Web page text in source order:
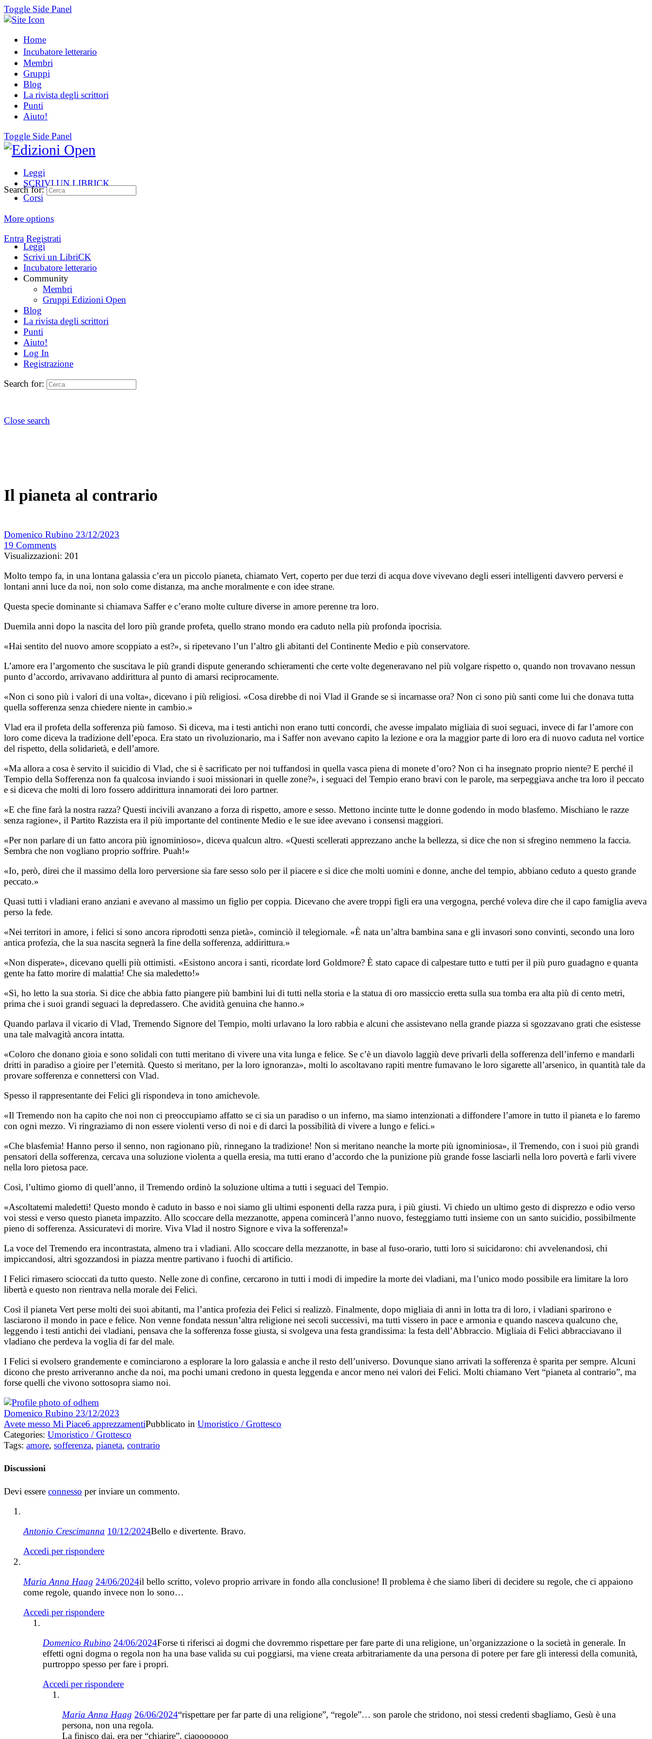
Toggle Side Panel
Home
Incubatore letterario
Membri
Gruppi
Blog
La rivista degli scrittori
Punti
Aiuto!
Toggle Side Panel
Leggi
SCRIVI UN LIBRICK
Corsi
More options
Entra Registrati
Search for:
Leggi
Scrivi un LibriCK
Incubatore letterario
Community
Membri
Gruppi Edizioni Open
Blog
La rivista degli scrittori
Punti
Aiuto!
Log In
Registrazione
Search for:
Close search
Il pianeta al contrario
Domenico Rubino 23/12/2023
19 Comments
Visualizzazioni: 201
Molto tempo fa, in una lontana galassia c’era un piccolo pianeta, chiamato Vert, coperto per due terzi di acqua dove vivevano degli esseri intelligenti davvero perversi e
lontani anni luce da noi, non solo come distanza, ma anche moralmente e con idee strane.
Questa specie dominante si chiamava Saffer e c’erano molte culture diverse in amore perenne tra loro.
Duemila anni dopo la nascita del loro più grande profeta, quello strano mondo era caduto nella più profonda ipocrisia.
«Hai sentito del nuovo amore scoppiato a est?», si ripetevano l’un l’altro gli abitanti del Continente Medio e più conservatore.
L’amore era l’argomento che suscitava le più grandi dispute generando schieramenti che certe volte degeneravano nel più volgare rispetto o, quando non trovavano nessun
punto d’accordo, arrivavano addirittura al punto di amarsi reciprocamente.
«Non ci sono più i valori di una volta», dicevano i più religiosi. «Cosa direbbe di noi Vlad il Grande se si incarnasse ora? Non ci sono più santi come lui che donava tutta
quella sofferenza senza chiedere niente in cambio.»
Vlad era il profeta della sofferenza più famoso. Si diceva, ma i testi antichi non erano tutti concordi, che avesse impalato migliaia di suoi seguaci, invece di far l’amore con
loro come diceva la tradizione dell’epoca. Era stato un rivoluzionario, ma i Saffer non avevano capito la lezione e ora la maggior parte di loro era di nuovo caduta nel vortice
del rispetto, della solidarietà, e dell’amore.
«Ma allora a cosa è servito il suicidio di Vlad, che si è sacrificato per noi tuffandosi in quella vasca piena di monete d’oro? Non ci ha insegnato proprio niente? E perché il
Tempio della Sofferenza non fa qualcosa inviando i suoi missionari in quelle zone?», i seguaci del Tempio erano bravi con le parole, ma serpeggiava anche tra loro il peccato
e si diceva che molti di loro fossero addirittura innamorati dei loro partner.
«E che fine farà la nostra razza? Questi incivili avanzano a forza di rispetto, amore e sesso. Mettono incinte tutte le donne godendo in modo blasfemo. Mischiano le razze
senza ragione», il Partito Razzista era il più importante del continente Medio e le sue idee avevano i consensi maggiori.
«Per non parlare di un fatto ancora più ignominioso», diceva qualcun altro. «Questi scellerati apprezzano anche la bellezza, si dice che non si sfregino nemmeno la faccia.
Sembra che non vogliano proprio soffrire. Puah!»
«Io, però, direi che il massimo della loro perversione sia fare sesso solo per il piacere e si dice che molti uomini e donne, anche del tempio, abbiano ceduto a questo grande
peccato.»
Quasi tutti i vladiani erano anziani e avevano al massimo un figlio per coppia. Dicevano che avere troppi figli era una vergogna, perché voleva dire che il capo famiglia aveva
perso la fede.
«Nei territori in amore, i felici si sono ancora riprodotti senza pietà», cominciò il telegiornale. «È nata un’altra bambina sana e gli invasori sono convinti, secondo una loro
antica profezia, che la sua nascita segnerà la fine della sofferenza, addirittura.»
«Non disperate», dicevano quelli più ottimisti. «Esistono ancora i santi, ricordate lord Goldmore? È stato capace di calpestare tutto e tutti per il più puro guadagno e quanta
gente ha fatto morire di malattia! Che sia maledetto!»
«Sì, ho letto la sua storia. Si dice che abbia fatto piangere più bambini lui di tutti nella storia e la statua di oro massiccio eretta sulla sua tomba era alta più di cento metri,
prima che i suoi grandi seguaci la depredassero. Che avidità genuina che hanno.»
Quando parlava il vicario di Vlad, Tremendo Signore del Tempio, molti urlavano la loro rabbia e alcuni che assistevano nella grande piazza si sgozzavano grati che esistesse
una tale malvagità ancora intatta.
«Coloro che donano gioia e sono solidali con tutti meritano di vivere una vita lunga e felice. Se c’è un diavolo laggiù deve privarli della sofferenza dell’inferno e mandarli
dritti in paradiso a gioire per l’eternità. Questo si meritano, per la loro ignoranza», molti lo ascoltavano rapiti mentre fumavano le loro sigarette all’arsenico, in quantità tale da
provare sofferenza e connettersi con Vlad.
Spesso il rappresentante dei Felici gli rispondeva in tono amichevole.
«Il Tremendo non ha capito che noi non ci preoccupiamo affatto se ci sia un paradiso o un inferno, ma siamo intenzionati a diffondere l’amore in tutto il pianeta e lo faremo
con ogni mezzo. Vi ringraziamo di non essere violenti verso di noi e di darci la possibilità di vivere a lungo e felici.»
«Che blasfemia! Hanno perso il senno, non ragionano più, rinnegano la tradizione! Non si meritano neanche la morte più ignominiosa», il Tremendo, con i suoi più grandi
pensatori della sofferenza, cercava una soluzione violenta a quella eresia, ma tutti erano d’accordo che la punizione più grande fosse lasciarli nella loro povertà e farli vivere
nella loro pietosa pace.
Così, l’ultimo giorno di quell’anno, il Tremendo ordinò la soluzione ultima a tutti i seguaci del Tempio.
«Ascoltatemi maledetti! Questo mondo è caduto in basso e noi siamo gli ultimi esponenti della razza pura, i più giusti. Vi chiedo un ultimo gesto di disprezzo e odio verso
voi stessi e verso questo pianeta impazzito. Allo scoccare della mezzanotte, appena comincerà l’anno nuovo, festeggiamo tutti insieme con un santo suicidio, possibilmente
pieno di sofferenza. Assicuratevi di morire. Viva Vlad il nostro Signore e viva la sofferenza!»
La voce del Tremendo era incontrastata, almeno tra i vladiani. Allo scoccare della mezzanotte, in base al fuso-orario, tutti loro si suicidarono: chi avvelenandosi, chi
impiccandosi, altri sgozzandosi in piazza mentre partivano i fuochi di artificio.
I Felici rimasero scioccati da tutto questo. Nelle zone di confine, cercarono in tutti i modi di impedire la morte dei vladiani, ma l’unico modo possibile era limitare la loro
libertà e questo non rientrava nella morale dei Felici.
Così il pianeta Vert perse molti dei suoi abitanti, ma l’antica profezia dei Felici si realizzò. Finalmente, dopo migliaia di anni in lotta tra di loro, i vladiani sparirono e
lasciarono il mondo in pace e felice. Non venne fondata nessun’altra religione nei secoli successivi, ma tutti vissero in pace e armonia e quando nasceva qualcuno che,
leggendo i testi antichi dei vladiani, pensava che la sofferenza fosse giusta, si svolgeva una festa grandissima: la festa dell’Abbraccio. Migliaia di Felici abbracciavano il
vladiano che perdeva la voglia di far del male.
I Felici si evolsero grandemente e cominciarono a esplorare la loro galassia e anche il resto dell’universo. Dovunque siano arrivati la sofferenza è sparita per sempre. Alcuni
dicono che presto arriveranno anche da noi, ma pochi umani credono in questa leggenda e ancor meno nei valori dei Felici. Molti chiamano Vert “pianeta al contrario”, ma
forse quelli che vivono sottosopra siamo noi.
Domenico Rubino 23/12/2023
Avete messo Mi Piace6 apprezzamentiPubblicato in Umoristico / Grottesco
Categories: Umoristico / Grottesco
Tags: amore, sofferenza, pianeta, contrario
Discussioni
Devi essere connesso per inviare un commento.
Antonio Crescimanna 10/12/2024Bello e divertente. Bravo.
Accedi per rispondere
Maria Anna Haag 24/06/2024il bello scritto, volevo proprio arrivare in fondo alla conclusione! Il problema è che siamo liberi di decidere su regole, che ci appaiono
come regole, quando invece non lo sono…
Accedi per rispondere
Domenico Rubino 24/06/2024Forse ti riferisci ai dogmi che dovremmo rispettare per fare parte di una religione, un’organizzazione o la società in generale. In
effetti ogni dogma o regola non ha una base valida su cui poggiarsi, ma viene creata arbitrariamente da una persona di potere per fare gli interessi della comunità,
purtroppo spesso per fare i propri.
Accedi per rispondere
Maria Anna Haag 26/06/2024“rispettare per far parte di una religione”, “regole”… son parole che stridono, noi stessi credenti sbagliamo, Gesù è una
persona, non una regola.
La finisco dai, era per “chiarire”, ciaooooooo